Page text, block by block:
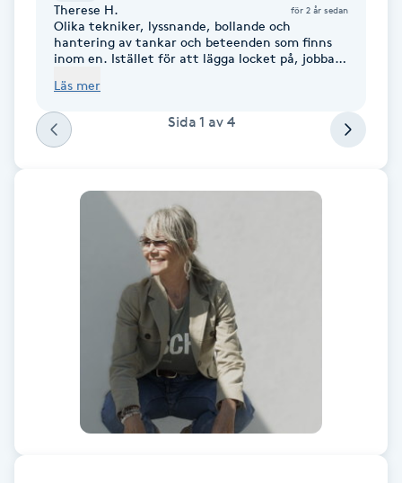
Färgning
Föning
Gellack med förstärkning
Gravidmassage
Therese H. för 2 år sedan
Olika tekniker, lyssnande, bollande och
hantering av tankar och beteenden som finns
inom en. Istället för att lägga locket på, jobba
återberättar drar paralleller men också guidar
Läs mer
Sida 1 av 4